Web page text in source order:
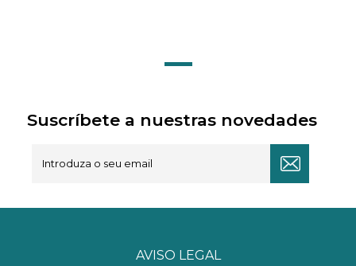
Suscríbete a nuestras novedades
AVISO LEGAL